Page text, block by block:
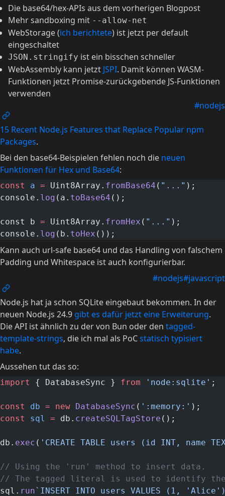
Die base64/hex-APIs aus dem vorherigen Blogpost
Mehr sandboxing mit --allow-net
WebStorage (ich berichtete) ist jetzt per default
eingeschaltet
JSON.stringify ist ein bisschen schneller
WebAssembly kann jetzt JSPI. Damit können WASM-
Funktionen jetzt Promise-zurückgebende JS-Funktionen
verwenden
#nodejs
15 Recent Node.js Features that Replace Popular npm
Packages.
Bei den base64-Beispielen fehlen noch die neuen
Funktionen für Hex und Base64:
const a = Uint8Array. fromBase64 ( "..." );
console. log (a. toBase64 ();
const b = Uint8Array. fromHex ( "..." );
console. log (b. toHex ());
Kann auch url-safe base64 und das Handling von falschem
Padding und Whitespace ist auch konfigurierbar.
#nodejs#javascript
Node.js hat ja schon SQLite eingebaut bekommen. In der
neuen Node.js 24.9 gibt es dafür jetzt eine Erweiterung.
Die API ist ähnlich zu der von Bun oder den tagged-
template-strings, die ich mal als PoCstatisch typisiert
habe.
Aussehen tut das so:
import { DatabaseSync } from 'node:sqlite' ;
const db = new DatabaseSync ( ':memory:' );
const
sql = db. createSQLTagStore ();
db. exec ( 'CREATE TABLE users (id INT, name
// Using the 'run' method to insert data.
// The tagged literal is used to identify the
sql. run`INSERT INTO users VALUES (1,